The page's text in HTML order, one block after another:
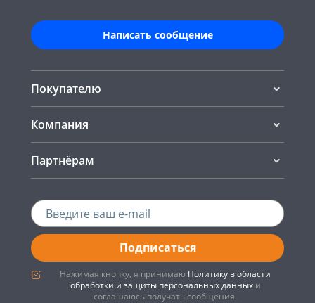
Написать сообщение
Покупателю
Компания
Партнёрам
Подписаться
Нажимая кнопку, я принимаю Политику в области
обработки и защиты персональных данныхи
соглашаюсь получать сообщения.